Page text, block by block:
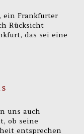
ein Frankfurter
Rücksicht
das sei eine
uns auch
ob seine
entsprechen